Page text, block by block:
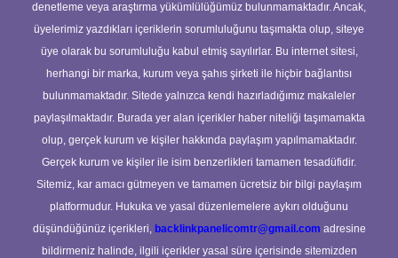
denetleme veya araştırma yükümlülüğümüz bulunmamaktadır. Ancak,
üyelerimiz yazdıkları içeriklerin sorumluluğunu taşımakta olup, siteye
üye olarak bu sorumluluğu kabul etmiş sayılırlar. Bu internet sitesi,
herhangi bir marka, kurum veya şahıs şirketi ile hiçbir bağlantısı
bulunmamaktadır. Sitede yalnızca kendi hazırladığımız makaleler
paylaşılmaktadır. Burada yer alan içerikler haber niteliği taşımamakta
olup, gerçek kurum ve kişiler hakkında paylaşım yapılmamaktadır.
Gerçek kurum ve kişiler ile isim benzerlikleri tamamen tesadüfidir.
Sitemiz, kar amacı gütmeyen ve tamamen ücretsiz bir bilgi paylaşım
platformudur. Hukuka ve yasal düzenlemelere aykırı olduğunu
düşündüğünüz içerikleri, backlinkpanelicomtr@gmail.com adresine
bildirmeniz halinde, ilgili içerikler yasal süre içerisinde sitemizden